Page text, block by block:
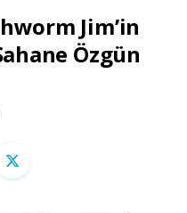
Jim’in
Özgün